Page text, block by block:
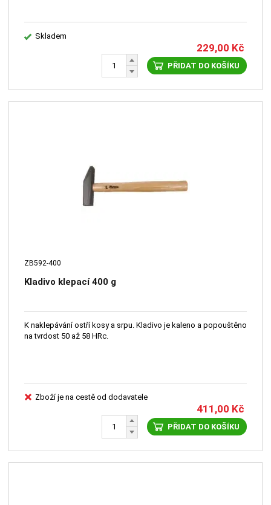
Skladem
229,00 Kč
PŘIDAT DO KOŠÍKU
ZB592-400
Kladivo klepací 400 g
K naklepávání ostří kosy a srpu. Kladivo je kaleno a popouštěno
na tvrdost 50 až 58 HRc.
Zboží je na cestě od dodavatele
411,00 Kč
PŘIDAT DO KOŠÍKU